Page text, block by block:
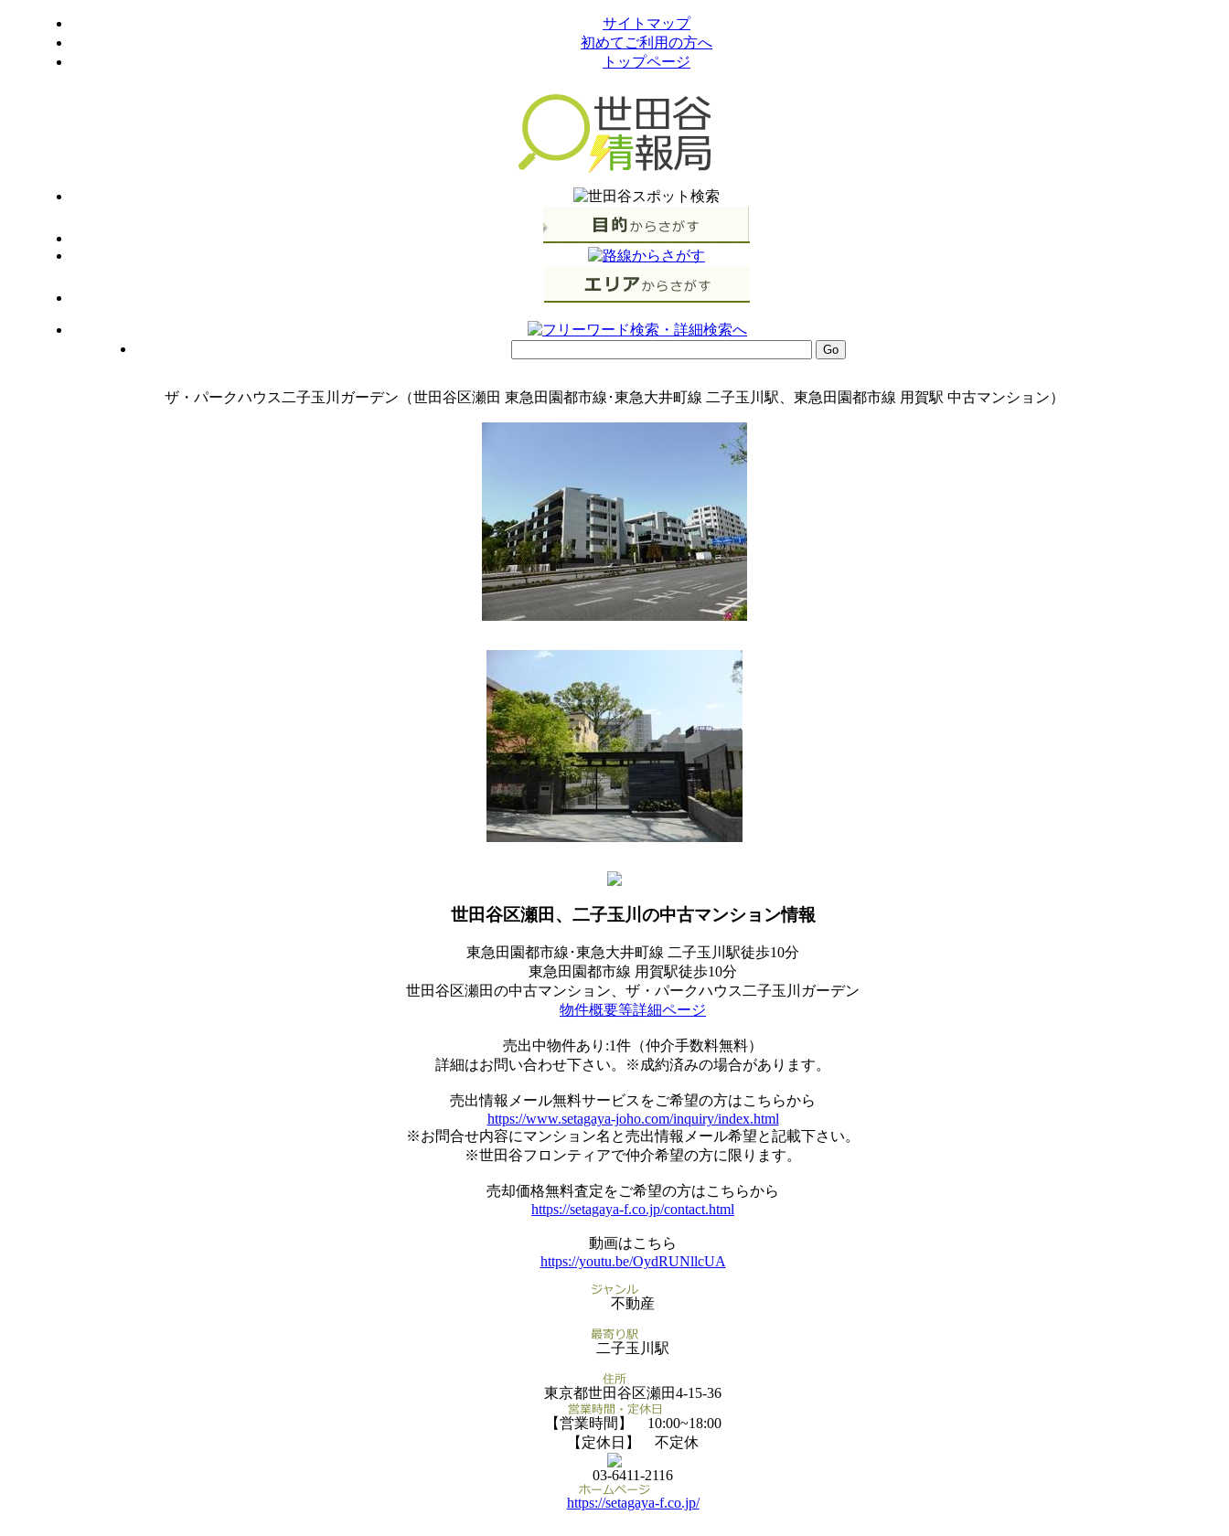
サイトマップ
初めてご利用の方へ
トップページ
ザ・パークハウス二子玉川ガーデン（世田谷区瀬田 東急田園都市線･東急大井町線 二子玉川駅、東急田園都市線 用賀駅 中古マンション）
世田谷区瀬田、二子玉川の中古マンション情報
東急田園都市線･東急大井町線 二子玉川駅徒歩10分
東急田園都市線 用賀駅徒歩10分
世田谷区瀬田の中古マンション、ザ・パークハウス二子玉川ガーデン
物件概要等詳細ページ
売出中物件あり:1件（仲介手数料無料）
詳細はお問い合わせ下さい。※成約済みの場合があります。
売出情報メール無料サービスをご希望の方はこちらから
https://www.setagaya-joho.com/inquiry/index.html
※お問合せ内容にマンション名と売出情報メール希望と記載下さい。
※世田谷フロンティアで仲介希望の方に限ります。
売却価格無料査定をご希望の方はこちらから
https://setagaya-f.co.jp/contact.html
動画はこちら
https://youtu.be/OydRUNllcUA
不動産
二子玉川駅
東京都世田谷区瀬田4-15-36
【営業時間】 10:00~18:00
【定休日】 不定休
03-6411-2116
https://setagaya-f.co.jp/